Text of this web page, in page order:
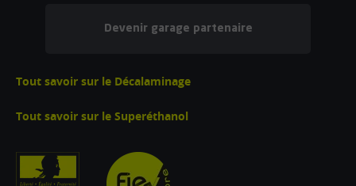
Devenir garage partenaire
Tout savoir sur le Décalaminage
Tout savoir sur le Superéthanol